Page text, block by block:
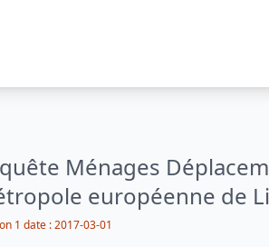
Ménages
européenne de
1 date :2017-03-01